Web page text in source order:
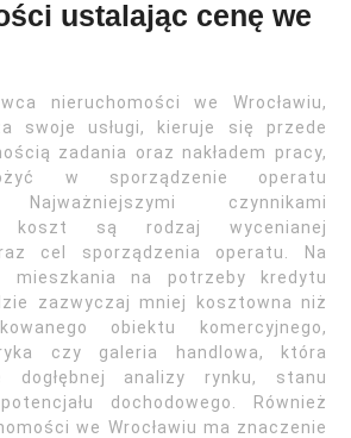
ustalając cenę we
nieruchomości we Wrocławiu,
swoje usługi, kieruje się przede
zadania oraz nakładem pracy,
w sporządzenie operatu
Najważniejszymi czynnikami
koszt są rodzaj wycenianej
cel sporządzenia operatu. Na
mieszkania na potrzeby kredytu
zazwyczaj mniej kosztowna niż
obiektu komercyjnego,
czy galeria handlowa, która
dogłębnej analizy rynku, stanu
dochodowego. Również
we Wrocławiu ma znaczenie